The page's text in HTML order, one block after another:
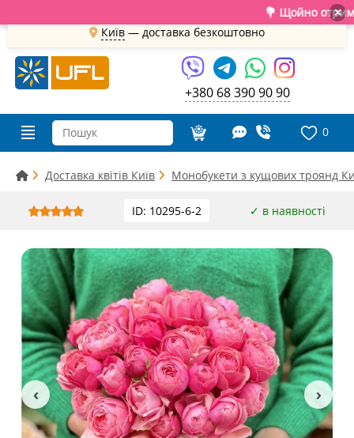
💐 Щойно отримали ×
Київ — доставка безкоштовно
+380 68 390 90 90
0
Доставка квітів Київ Монобукети з кущових троянд
ID: 10295-6-2 ✓ в наявності